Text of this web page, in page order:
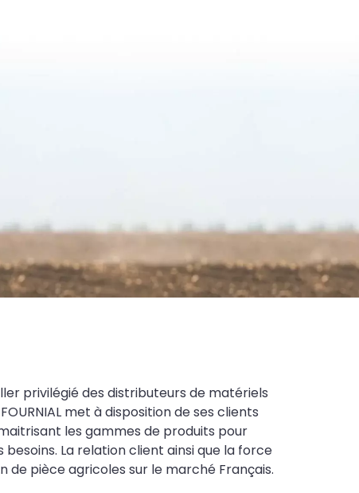
privilégié des distributeurs de matériels
met à disposition de ses clients
les gammes de produits pour
La relation client ainsi que la force
de pièce agricoles sur le marché Français.